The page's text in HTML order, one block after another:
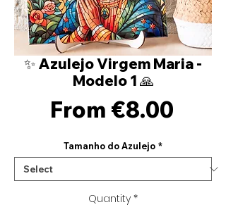
✨ Azulejo Virgem Maria -
Modelo 1 🙏
From €8.00Sale
Tamanho do Azulejo *
Quantity *